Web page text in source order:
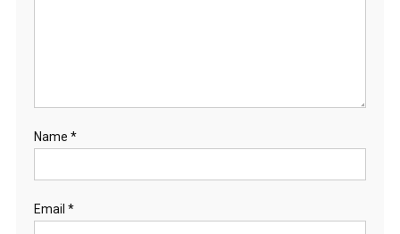
Name *
Email *